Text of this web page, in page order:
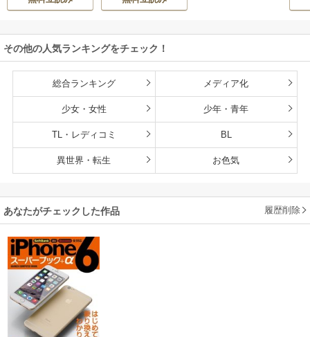
その他の人気ランキングをチェック！
総合ランキング メディア化
少女・女性 少年・青年
TL・レディコミ BL
異世界・転生 お色気
あなたがチェックした作品 履歴削除